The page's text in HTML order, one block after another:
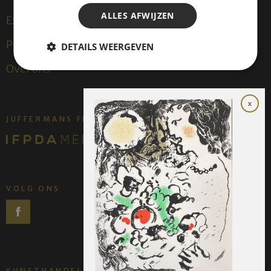
Exposities
Publicaties
Over ons
JUFFERMANS FINE ART IS:
VOLG ONS
ALLES AFWIJZEN
DETAILS WEERGEVEN